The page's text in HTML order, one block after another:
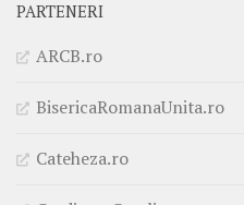
PARTENERI
ARCB.ro
BisericaRomanaUnita.ro
Cateheza.ro